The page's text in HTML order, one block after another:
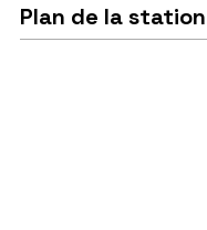
Plan de la station